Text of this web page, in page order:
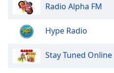
Close
Dialog
Radio Alpha FM
Hype Radio
Stay Tuned Online